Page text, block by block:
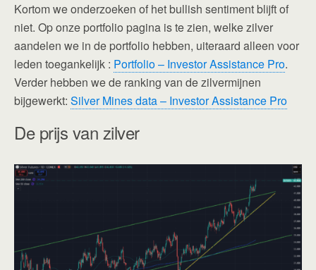
Kortom we onderzoeken of het bullish sentiment blijft of
niet. Op onze portfolio pagina is te zien, welke zilver
aandelen we in de portfolio hebben, uiteraard alleen voor
leden toegankelijk : Portfolio – Investor Assistance Pro.
Verder hebben we de ranking van de zilvermijnen
bijgewerkt: Silver Mines data – Investor Assistance Pro
De prijs van zilver